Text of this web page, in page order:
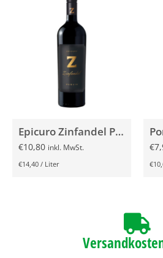
Epicuro Zinfandel Puglia 2021 0,75l
€10,80 inkl. MwSt.
€14,40 / Liter
€
€